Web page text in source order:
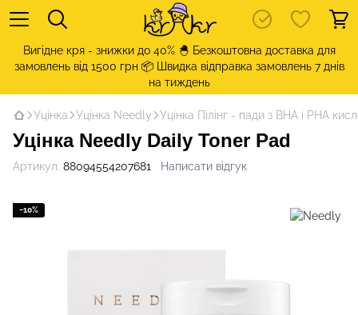
Вигідне кря - знижки до 40% 🐣 Безкоштовна доставка для
замовлень від 1500 грн 📦 Швидка відправка замовлень 7 днів
на тиждень
Уцінка Уцінка Needly Уцінка Пілінг - пади з BHA і PHA
Уцінка Needly Daily Toner Pad
Артикул: 88094554207681 Написати відгук
−10%